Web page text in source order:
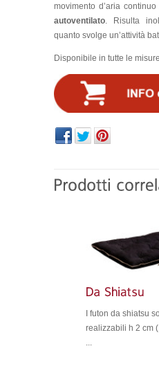
movimento d’aria
autoventilato . Risulta
quanto svolge un’attività
Disponibile in tutte le misure.
I futon da shiatsu
realizzabili h 2 cm